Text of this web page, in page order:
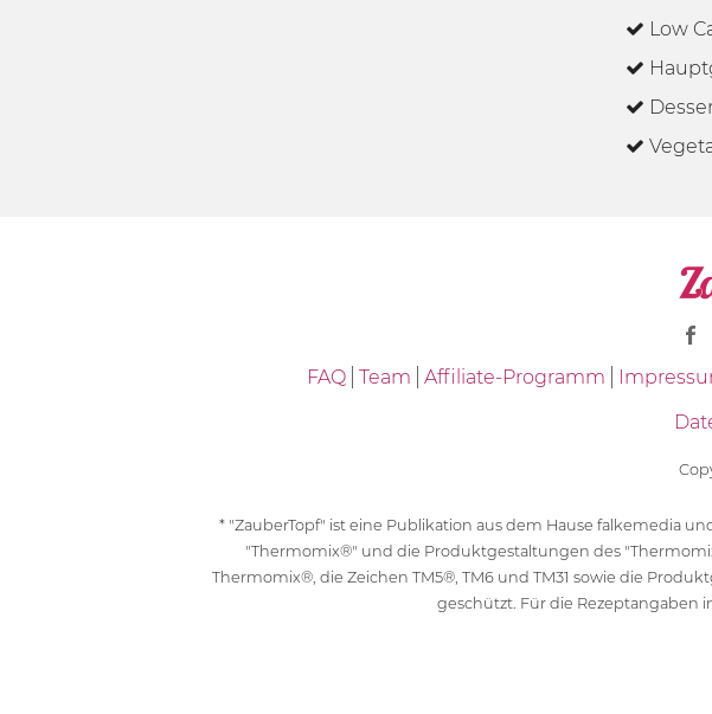
Low
FAQ Team Affiliate-Programm
* "ZauberTopf" ist eine Publikation aus dem Hause falkemedia
"Thermomix®" und die Produktgestaltungen des
Thermomix®, die Zeichen TM5®, TM6 und TM31 sowie die
geschützt. Für die Rezeptangaben